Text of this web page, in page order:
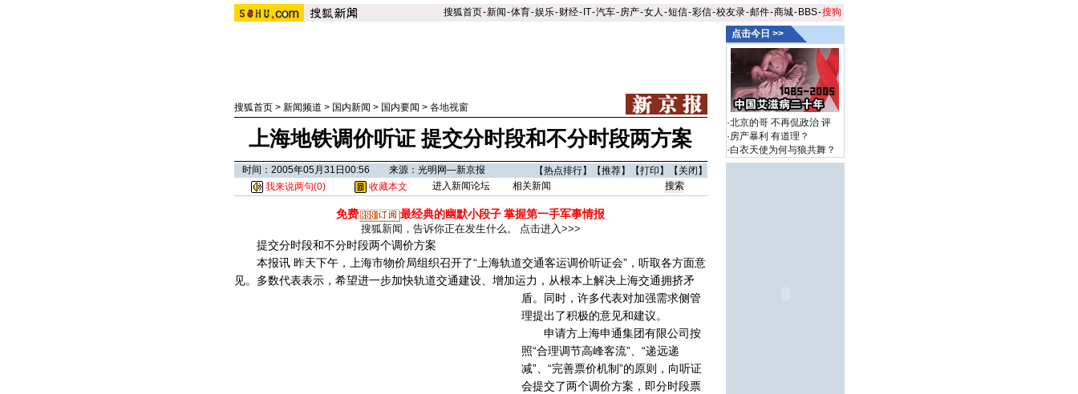
搜狐首页-新闻-体育-娱乐-财经- IT-汽车-房产-女人 -短信-彩信-校友录-邮件-商城- BBS-搜狗
搜狐首页> 新闻频道 > 国内新闻 > 国内要闻 > 各地视窗
上海地铁调价听证 提交分时段和不分时段两方案
时间：2005年05月31日00:56 来源：光明网—新京报 【热点排行】【推荐】【打印 】【 关闭 】
我来说两句(0) 收藏本文 进入新闻论坛 相关新闻
免费 最经典的幽默小段子掌握第一手军事情报
搜狐新闻，告诉你正在发生什么。 点击进入>>>
提交分时段和不分时段两个调价方案
本报讯 昨天下午，上海市物价局组织召开了“上海轨道交通客运调价听证会”，听取各方面意
见。多数代表表示，希望进一步加快轨道交通建设、增加运力，从根本上解决上海交通拥挤矛
盾。 同时，许多代表对加强需求侧管
理提出了积极的意见和建议。
申请方上海申通集团有限公司按
照“合理调节高峰客流”、“递远递
减”、“完善票价机制”的原则，向听证
会提交了两个调价方案，即分时段票
点击今日 >>
·北京的哥 不再侃政治 评
·房产暴利 有道理？
·白衣天使为何与狼共舞？